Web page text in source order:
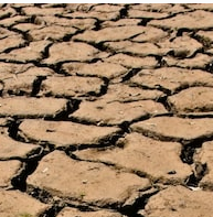
platform.
ve
fazla
Ürünler
Spaces
AI Asistanı
AI Görüntü